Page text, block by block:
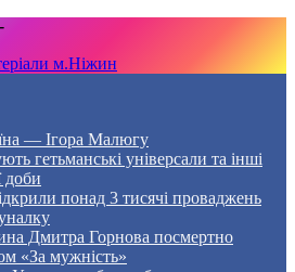
-
м.Ніжин
— Ігора Малюгу
гетьманські універсали та інші
доби
понад 3 тисячі проваджень
Дмитра Горнова посмертно
«За мужність»